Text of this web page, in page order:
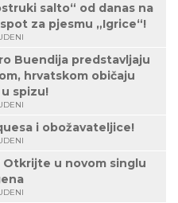
salto“ od danas na
za pjesmu „Igrice“!
Buendija predstavljaju
hrvatskom običaju
spizu!
i obožavateljice!
Otkrijte u novom singlu